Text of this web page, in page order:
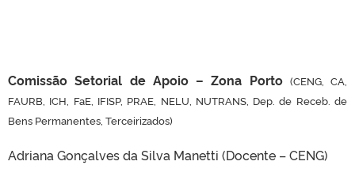
Comissão Setorial de Apoio – Zona Porto (CENG, CA,
FAURB, ICH, FaE, IFISP, PRAE, NELU, NUTRANS, Dep. de Receb. de
Bens Permanentes, Terceirizados)
Adriana Gonçalves da Silva Manetti (Docente – CENG)